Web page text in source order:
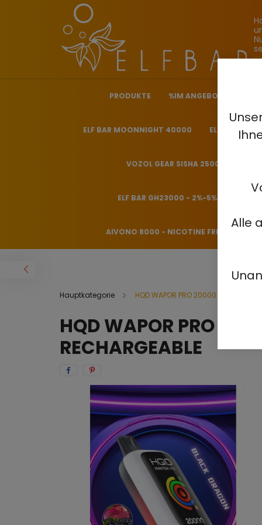
Alle
PRODUKTE %IM ANGEBOT%
ELF BAR MOONNIGHT 40000 ELF BAR
VOZOL GEAR SISHA 25000 - 0.5%
ELF BAR GH23000 - 2%-5%
AIVONO 8000 - NICOTINE FREE 0%
Hauptkategorie HQD WAPOR PRO 20000
HQD WAPOR PRO
RECHARGEABLE